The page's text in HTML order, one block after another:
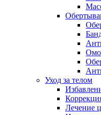
Уход за телом
Лечение